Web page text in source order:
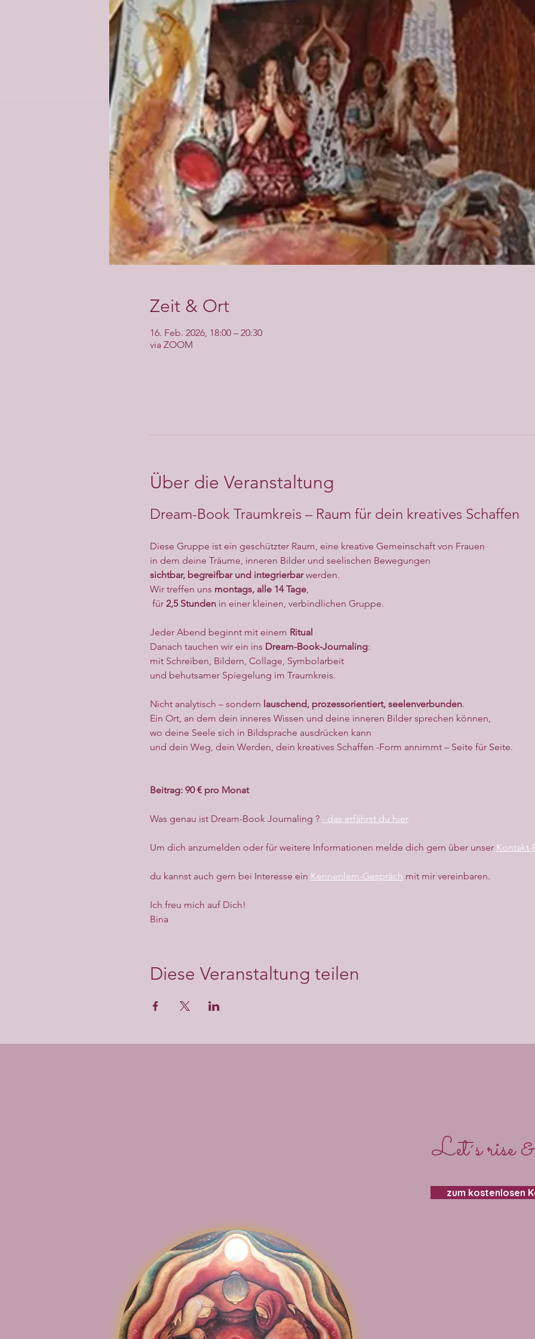
Zeit & Ort
16. Feb. 2026, 18:00 – 20:30
via ZOOM
Über die Veranstaltung
Dream-Book Traumkreis – Raum für dein kreatives Schaffen
Diese Gruppe ist ein geschützter Raum, eine kreative Gemeinschaft von Frauen
in dem deine Träume, inneren Bilder und seelischen Bewegungen
sichtbar, begreifbar und integrierbar werden.
Wir treffen uns montags, alle 14 Tage,
für 2,5 Stunden in einer kleinen, verbindlichen Gruppe.
Jeder Abend beginnt mit einem Ritual
Danach tauchen wir ein ins Dream-Book-Journaling:
mit Schreiben, Bildern, Collage, Symbolarbeit
und behutsamer Spiegelung im Traumkreis.
Nicht analytisch – sondern lauschend, prozessorientiert, seelenverbunden.
Ein Ort, an dem dein inneres Wissen und deine inneren Bilder sprechen können,
wo deine Seele sich in Bildsprache ausdrücken kann
und dein Weg, dein Werden, dein kreatives Schaffen -Form annimmt – Seite für Seite.
Beitrag: 90 € pro Monat
Was genau ist Dream-Book Journaling ? - das erfährst du hier
Um dich anzumelden oder für weitere Informationen melde dich gern über unser Kontakt-
du kannst auch gern bei Interesse ein Kennenlern-Gespräch mit mir vereinbaren.
Ich freu mich auf Dich!
Bina
Diese Veranstaltung teilen
Let´s rise
zum kostenlosen